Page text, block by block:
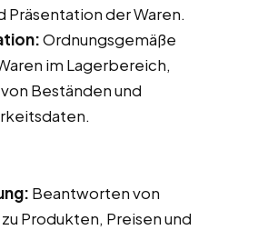
Präsentation der Waren.
Ordnungsgemäße
im Lagerbereich,
Beständen und
Beantworten von
Produkten, Preisen und